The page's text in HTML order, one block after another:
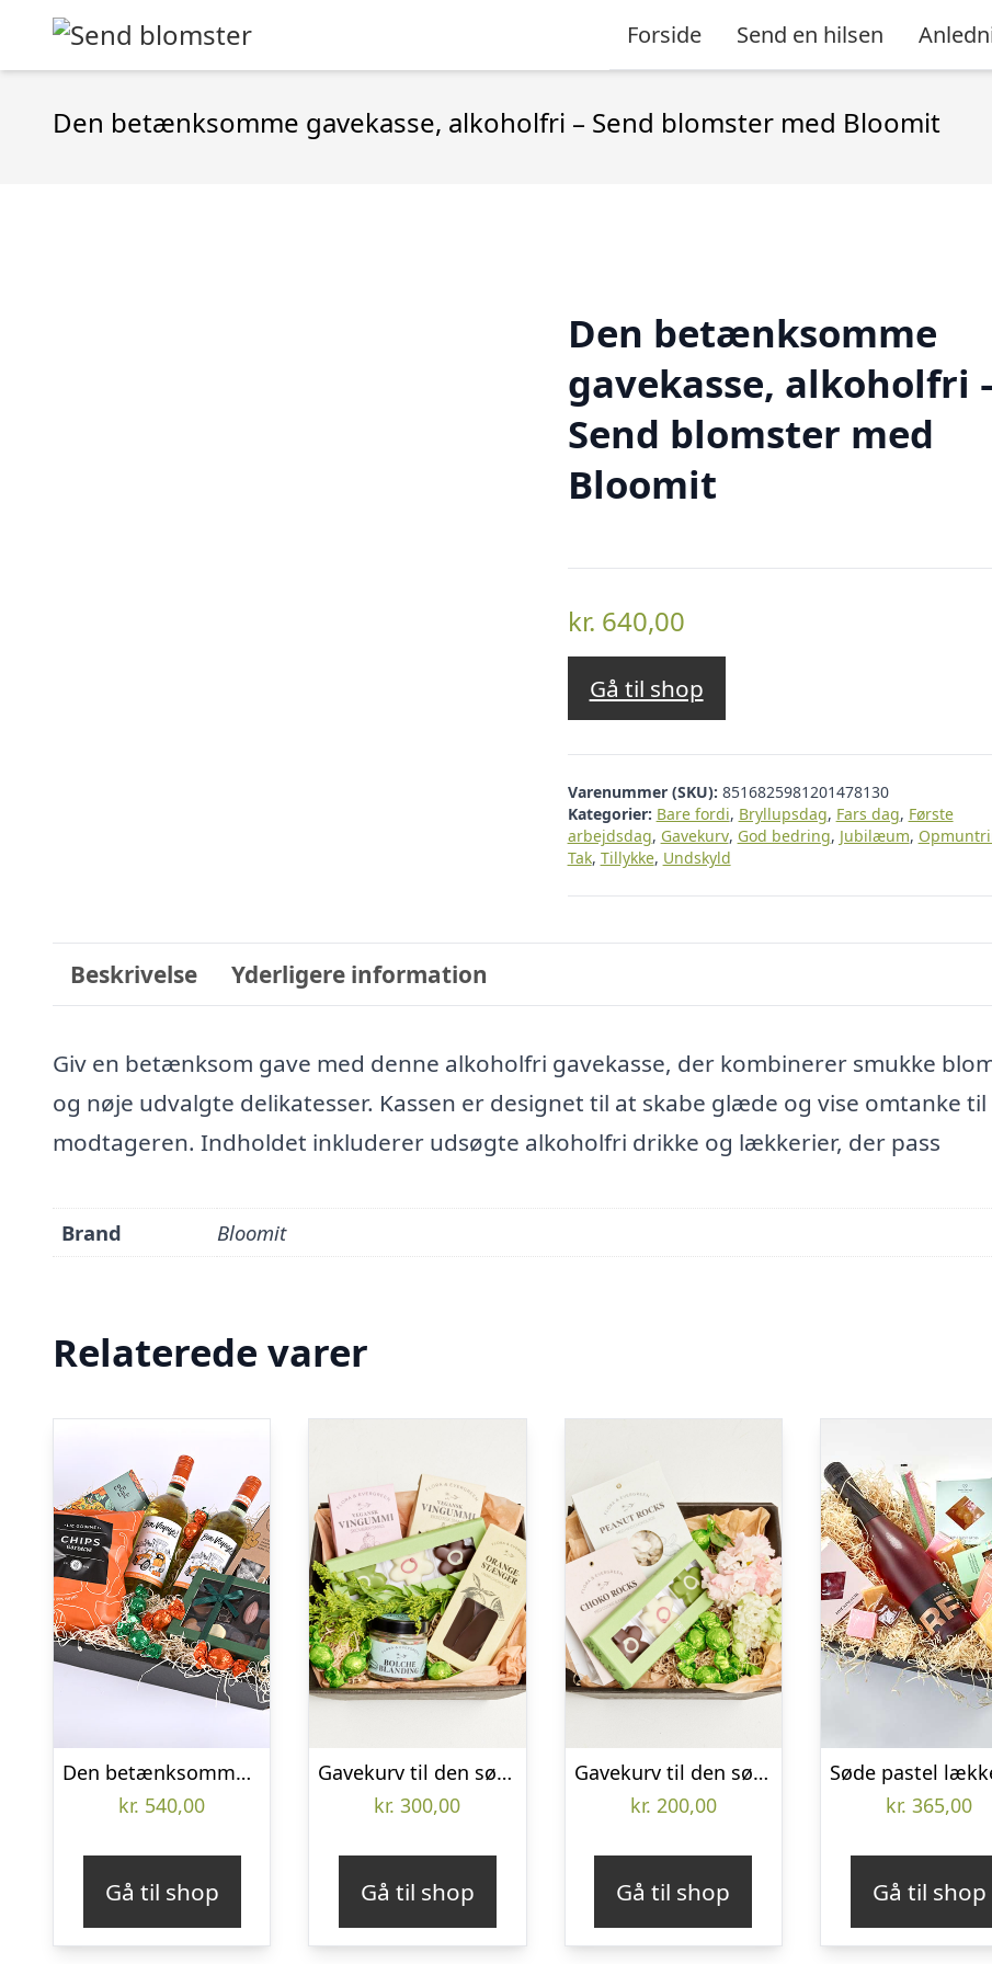
Forside Send en hilsen
Den betænksomme gavekasse, alkoholfri – Send blomster med Bloomit
Den betænksomme
gavekasse, alkoholfri
Send blomster med
Bloomit
kr. 640,00
Gå til shop
Varenummer (SKU): 8516825981201478130
Kategorier: Bare fordi, Bryllupsdag, Fars dag, Første
arbejdsdag, Gavekurv, God bedring, Jubilæum,
Tak, Tillykke, Undskyld
Beskrivelse Yderligere information
Giv en betænksom gave med denne alkoholfri gavekasse, der kombinerer smukke
og nøje udvalgte delikatesser. Kassen er designet til at skabe glæde og vise omtanke til
modtageren. Indholdet inkluderer udsøgte alkoholfri drikke og lækkerier, der pass
Brand Bloomit
Relaterede varer
Den betænksomme gavekasse, alkoholfri – Send blomster med Bloomit
kr. 540,00
Gå til shop
Gavekurv til den søde tand (Floristens kreative valg uden alkohol)
kr. 300,00
Gå til shop
Gavekurv til den søde tand (Floristens kreative valg uden alkohol)
kr. 200,00
Gå til shop
kr. 365,00
Gå til shop